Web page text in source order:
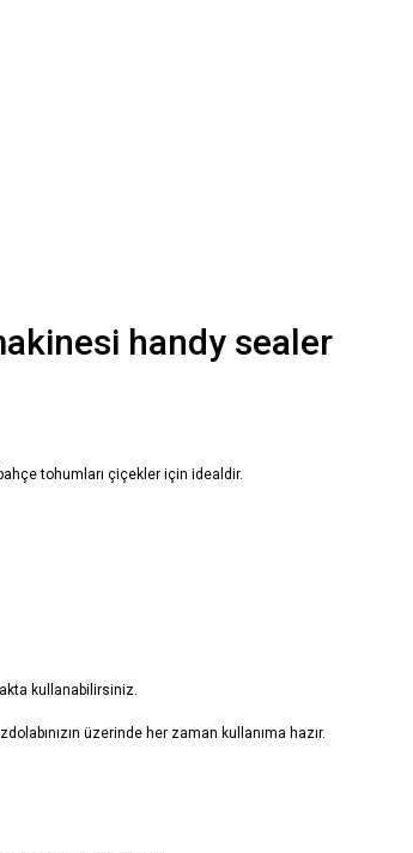
tohumları çiçekler için idealdir.
kullanabilirsiniz.
üzerinde her zaman kullanıma hazır.